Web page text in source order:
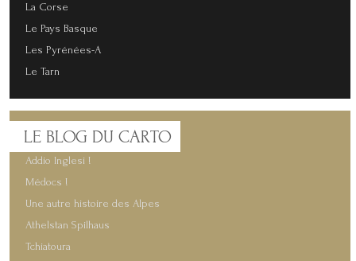
La Corse
Le Pays Basque
Les Pyrénées-A
Le Tarn
LE BLOG DU CARTO
Addio Inglesi !
Médocs !
Une autre histoire des Alpes
Athelstan Spilhaus
Tchiatoura